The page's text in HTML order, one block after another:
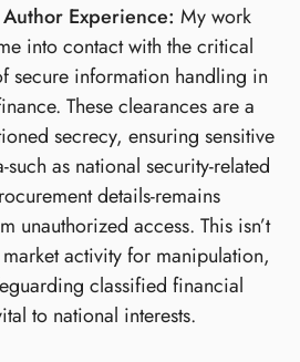
Experience: My work
into contact with the critical
secure information handling in
These clearances are a
secrecy, ensuring sensitive
as national security-related
details-remains
unauthorized access. This isn’t
activity for manipulation,
classified financial
to national interests.